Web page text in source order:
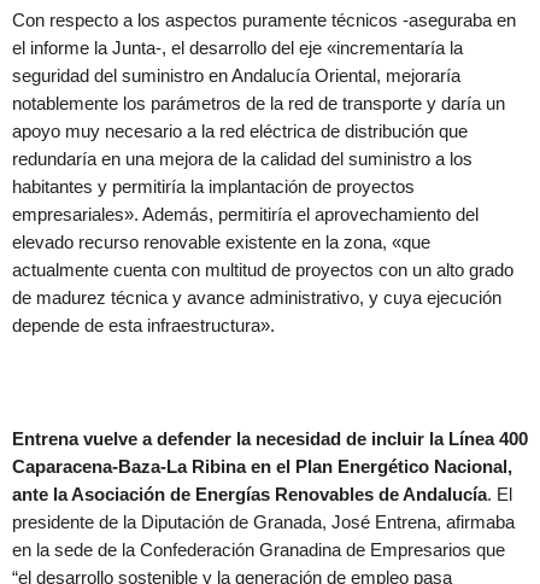
Con respecto a los aspectos puramente técnicos -aseguraba en
el informe la Junta-, el desarrollo del eje «incrementaría la
seguridad del suministro en Andalucía Oriental, mejoraría
notablemente los parámetros de la red de transporte y daría un
apoyo muy necesario a la red eléctrica de distribución que
redundaría en una mejora de la calidad del suministro a los
habitantes y permitiría la implantación de proyectos
empresariales». Además, permitiría el aprovechamiento del
elevado recurso renovable existente en la zona, «que
actualmente cuenta con multitud de proyectos con un alto grado
de madurez técnica y avance administrativo, y cuya ejecución
depende de esta infraestructura».
Entrena vuelve a defender la necesidad de incluir la Línea 400
Caparacena-Baza-La Ribina en el Plan Energético Nacional,
ante la Asociación de Energías Renovables de Andalucía. El
presidente de la Diputación de Granada, José Entrena, afirmaba
en la sede de la Confederación Granadina de Empresarios que
“el desarrollo sostenible y la generación de empleo pasa